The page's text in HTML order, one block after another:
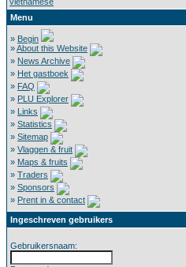
Menu
» Begin
»About this Website
» News Archive
» Het gastboek
» FAQ
» PLU Explorer
» Links
» Statistics
» Sitemap
» Vlaggen & fruit
» Maps & fruits
» Traders
» Sponsors
» Prent in & contact
Ingeschreven gebruikers
Gebruikersnaam: